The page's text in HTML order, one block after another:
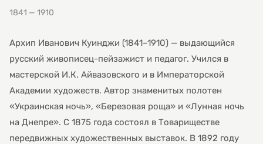
1841 — 1910
Архип Иванович Куинджи (1841–1910) — выдающийся
русский живописец-пейзажист и педагог. Учился в
мастерской И.К. Айвазовского и в Императорской
Академии художеств. Автор знаменитых полотен
«Украинская ночь», «Березовая роща» и «Лунная ночь
на Днепре». С 1875 года состоял в Товариществе
передвижных художественных выставок. В 1892 году